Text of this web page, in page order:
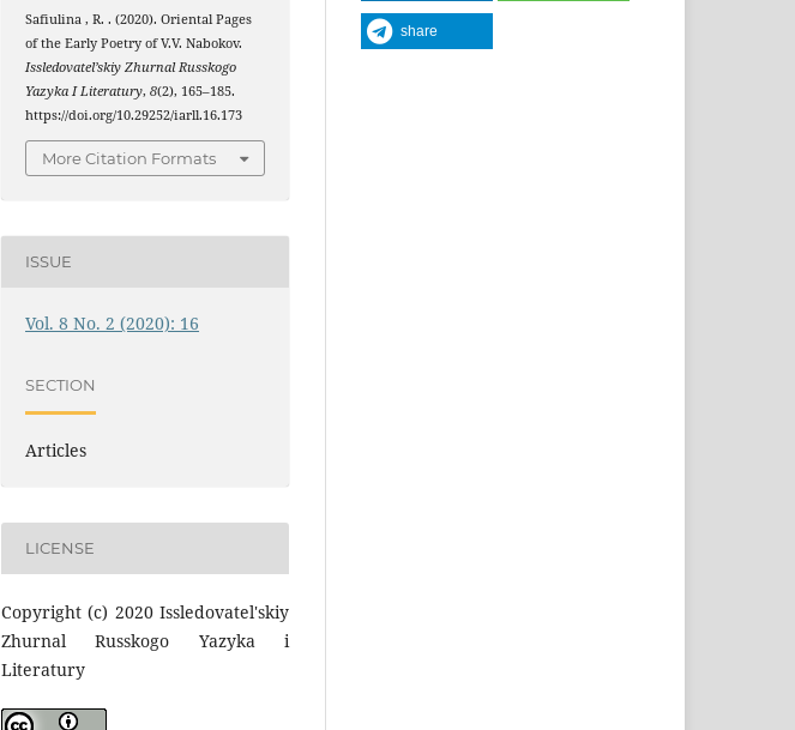
Safiulina , R. . (2020). Oriental Pages
of the Early Poetry of V.V. Nabokov.
Issledovatel’skiy Zhurnal Russkogo
Yazyka I Literatury,8(2), 165–185.
https://doi.org/10.29252/iarll.16.173
More Citation Formats
ISSUE
Vol. 8 No. 2 (2020): 16
SECTION
Articles
LICENSE
Copyright (c) 2020 Issledovatel'skiy
Zhurnal Russkogo Yazyka i
Literatury
share